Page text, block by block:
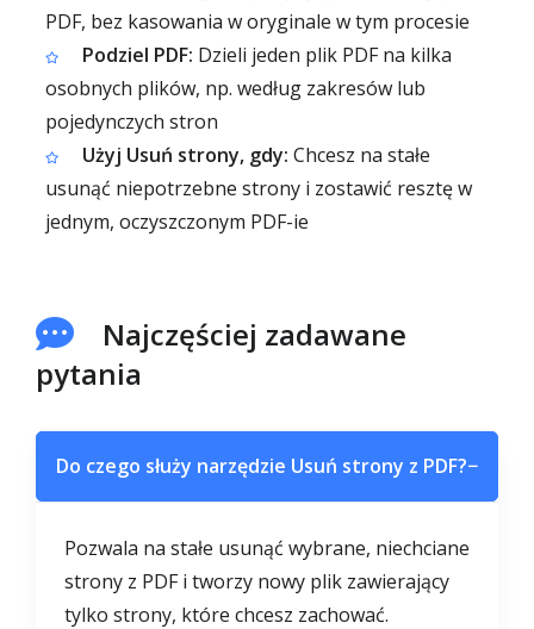
PDF, bez kasowania w oryginale w tym procesie
Podziel PDF: Dzieli jeden plik PDF na kilka
osobnych plików, np. według zakresów lub
pojedynczych stron
Użyj Usuń strony, gdy: Chcesz na stałe
usunąć niepotrzebne strony i zostawić resztę w
jednym, oczyszczonym PDF-ie
Najczęściej zadawane
pytania
Do czego służy narzędzie Usuń strony z PDF?−
Pozwala na stałe usunąć wybrane, niechciane
strony z PDF i tworzy nowy plik zawierający
tylko strony, które chcesz zachować.